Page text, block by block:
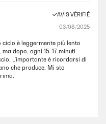
AVIS VÉRIFIÉ
03/08/2025
è leggermente più lento
dopo, ogni 15-17 minuti
L’importante è ricordarsi di
che produce. Mi sto